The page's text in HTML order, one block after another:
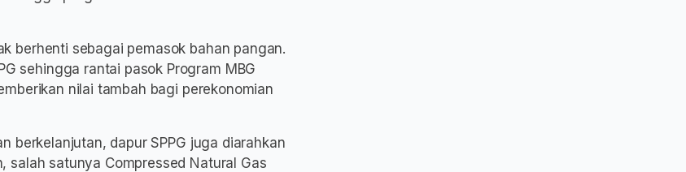
berhenti sebagai pemasok bahan pangan.
sehingga rantai pasok Program MBG
nilai tambah bagi perekonomian
berkelanjutan, dapur SPPG juga diarahkan
salah satunya Compressed Natural Gas